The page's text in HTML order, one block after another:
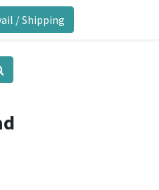
/ Shipping